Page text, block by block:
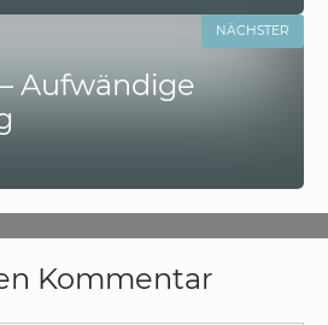
Aufwändige
NÄCHSTER
Kommentar